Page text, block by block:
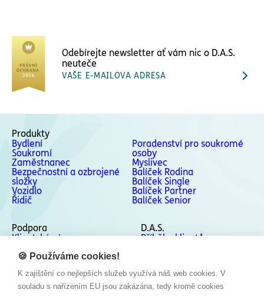
Odebírejte newsletter ať vám nic o D.A.S.
neuteče
VAŠE E-MAILOVA ADRESA
Produkty
Bydlení
Soukromí
Zaměstnanec
Bezpečnostní a ozbrojené
složky
Vozidlo
Řidič
Poradenství pro soukromé
osoby
Myslivec
Balíček Rodina
Balíček Single
Balíček Partner
Balíček Senior
Podpora
Klientská zóna
Odstoupení od smlouvy
D.A.S.
Příběhy klientů
Sociální sítě
🍪 Používáme cookies!
K zajištění co nejlepších služeb využívá náš web cookies. V
souladu s nařízením EU jsou zakázána, tedy kromě cookies